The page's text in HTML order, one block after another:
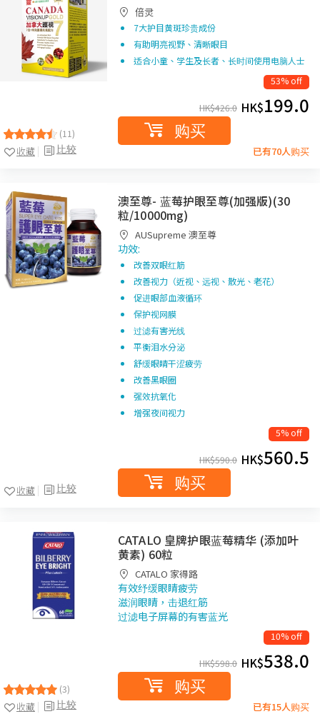
(11)
比较
收藏
倍灵
7大护目黄斑珍贵成份
有助明亮视野、清晰眼目
适合小童、学生及长者、长时间使用电脑人士
53% off
HK$426.0 HK$199.0
购买
已有70人购买
比较
收藏
澳至尊- 蓝莓护眼至尊(加强版)(30
粒/10000mg)
AUSupreme 澳至尊
功效:
改善双眼红筋
改善视力（近视、远视、散光、老花）
促进眼部血液循环
保护视网膜
过滤有害光线
平衡泪水分泌
舒缓眼睛干涩疲劳
改善黑眼圈
强效抗氧化
增强夜间视力
5% off
HK$590.0 HK$560.5
购买
(3)
比较
收藏
CATALO 皇牌护眼蓝莓精华 (添加叶
黄素) 60粒
CATALO 家得路
有效纾缓眼睛疲劳
滋润眼睛，击退红筋
过滤电子屏幕的有害蓝光
10% off
HK$598.0 HK$538.0
购买
已有15人购买